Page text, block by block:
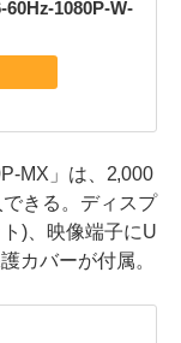
1080P-W-
MX」は、2,000
きる。ディスプ
)、映像端子にU
カバーが付属。